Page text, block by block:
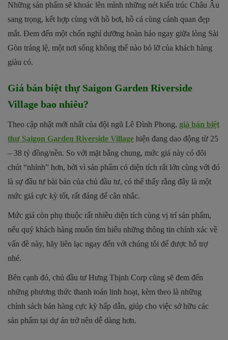
Những sản phẩm sẽ khoác lên mình những nét kiến trúc Châu Âu
sang trọng, kết hợp cùng với hồ bơi, hồ cá cùng cảnh quan đẹp
mắt. Đem đến một chốn nghỉ dưỡng hoàn hảo ngay giữa lòng Sài
Gòn tráng lệ, một nơi sống không thể nào bỏ lỡ của khách hàng
giàu có.
Giá bán biệt thự Saigon Garden Riverside
Village bao nhiêu?
Theo cập nhật mới nhất của đội ngũ Lê Đình Phong, giá bán biệt
thự Saigon Garden Riverside Village hiện đang dao động từ 25
– 38 tỷ đồng/nền. So với mặt bằng chung, mức giá này có đôi
chút “nhỉnh” hơn, bởi vì sản phẩm có diện tích rất lớn cùng với đó
là sự đầu tư bài bản của chủ đầu tư, có thể thấy rằng đây là một
mức giá cực kỳ tốt, rất đáng để cân nhắc.
Mức giá còn phụ thuộc rất nhiều diện tích cùng vị trí sản phẩm,
nếu quý khách hàng muốn tìm hiểu những thông tin chính xác về
vấn đề này, hãy liên lạc ngay đến với chúng tôi để được hỗ trợ
nhé.
Bên cạnh đó, chủ đầu tư Hưng Thịnh Corp cũng sẽ đem đến
những phương thức thanh toán linh hoạt, kèm theo là những
chính sách bán hàng cực kỳ hấp dẫn, giúp cho việc sở hữu các
sản phẩm tại dự án trở nên dễ dàng hơn.